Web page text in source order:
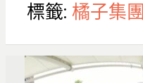
標籤: 橘子集團